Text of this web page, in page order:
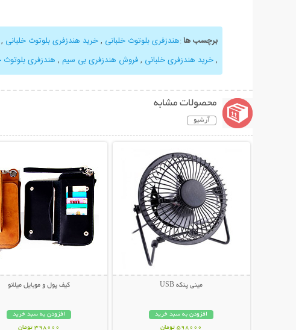
برچسب ها:هندزفری بلوتوث خلبانی ,خرید هندزفری بلوتوث خلبانی ,
,خرید هندزفری خلبانی ,فروش هندزفری بی سیم , هندزفری بلوتوث
محصولات مشابه
آرشیو
مینی پنکه USB
افزودن به سبد خرید
598000 تومان
کیف پول و موبایل میلانو
افزودن به سبد خرید
398000 تومان